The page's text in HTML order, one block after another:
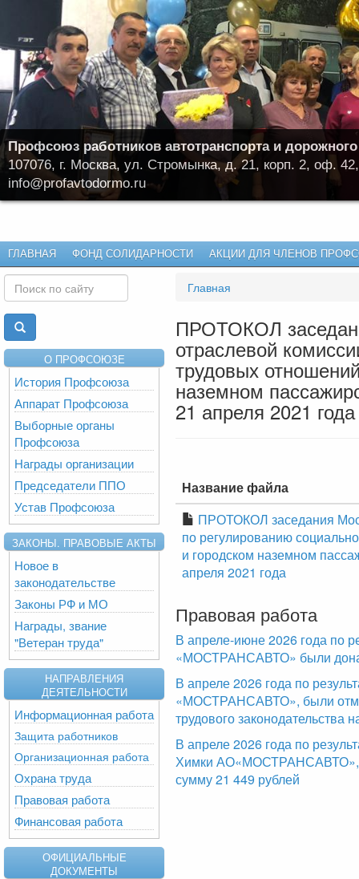
Профсоюз работников автотранспорта и
107076, г. Москва, ул. Стромынка, д. 21, корп. 2, оф.
info@profavtodormo.ru
ГЛАВНАЯ ФОНД СОЛИДАРНОСТИ АКЦИИ ДЛЯ ЧЛЕНОВ
О ПРОФСОЮЗЕ
История Профсоюза
Аппарат Профсоюза
Выборные органы
Профсоюза
Награды организации
Председатели ППО
Устав Профсоюза
ЗАКОНЫ. ПРАВОВЫЕ АКТЫ
Новое в
законодательстве
Законы РФ и МО
Награды, звание
"Ветеран труда"
НАПРАВЛЕНИЯ
ДЕЯТЕЛЬНОСТИ
Информационная работа
Защита работников
Организационная работа
Охрана труда
Правовая работа
Финансовая работа
ОФИЦИАЛЬНЫЕ
ДОКУМЕНТЫ
Главная
ПРОТОКОЛ
отраслевой
трудовых
наземном
21 апреля 2021 года
Название файла
ПРОТОКОЛ заседания
по регулированию
и городском наземном
апреля 2021 года
Правовая работа
В апреле-июне 2026 года по
«МОСТРАНСАВТО» были
В апреле 2026 года по
«МОСТРАНСАВТО», были
трудового
В апреле 2026 года по
Химки АО«МОСТРАНСАВТО»,
сумму 21 449 рублей